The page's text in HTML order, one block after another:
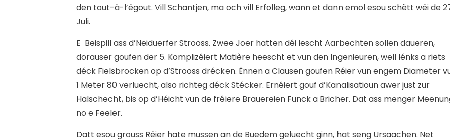
den tout-à-l’égout. Vill Schantjen, ma och vill Erfolleg, wann et dann emol esou schëtt wéi de
Juli.
E Beispill ass d’Neiduerfer Strooss. Zwee Joer hätten déi lescht Aarbechten sollen daueren,
dorauser goufen der 5. Komplizéiert Matière heescht et vun den Ingenieuren, well lénks a riets
déck Fielsbrocken op d’Strooss drécken. Ënnen a Clausen goufen Réier vun engem Diameter
1 Meter 80 verluecht, also richteg déck Stécker. Ernéiert gouf d’Kanalisatioun awer just zur
Halschecht, bis op d’Héicht vun de fréiere Brauereien Funck a Bricher. Dat ass menger
no e Feeler.
Datt esou grouss Réier hate mussen an de Buedem geluecht ginn, hat seng Ursaachen. Net